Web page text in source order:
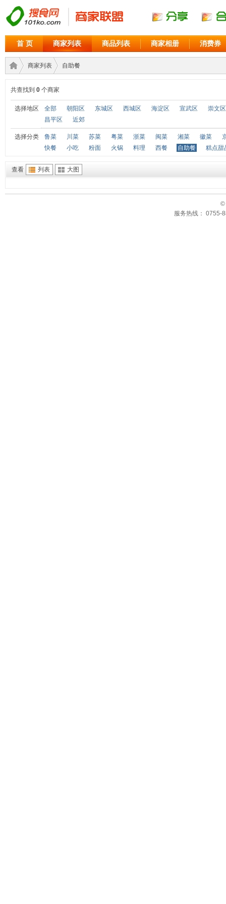
首 页 商家列表 商品列表 商家相册 消费券
商家›
商家列表
›
自助餐
共查找到 0 个商家
选择地区 全部 朝阳区 东城区 西城区 海淀区 宣武区
崇文区
昌平区
近郊
选择分类 鲁菜 川菜 苏菜 粤菜 浙菜 闽菜 湘菜 徽菜
快餐
小吃 粉面 火锅 料理 西餐 自助餐 糕点甜
查看 列表 大图
©
服务热线： 0755-